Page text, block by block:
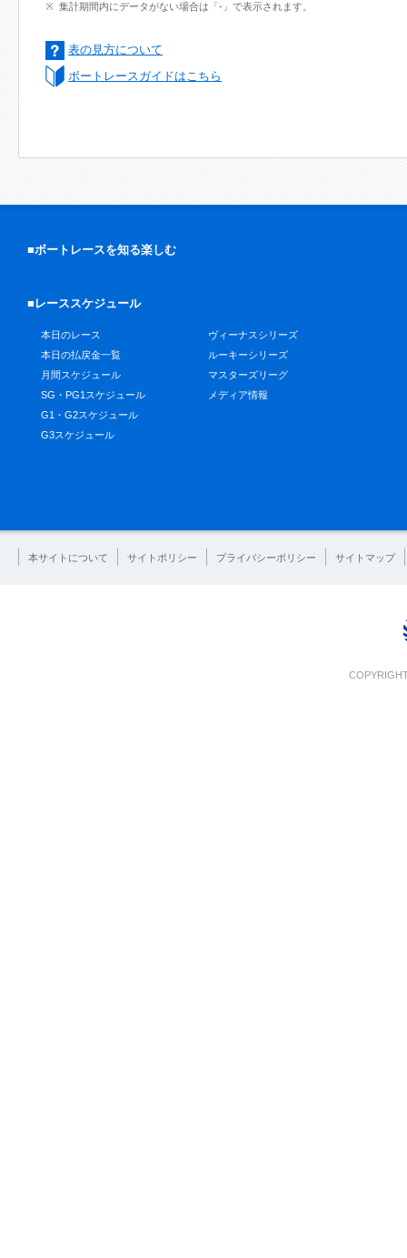
集計期間内にデータがない場合は「-」で表示されます。
表の見方について
ボートレースガイドはこちら
■ボートレースを知る楽しむ
■レーススケジュール
本日のレース
本日の払戻金一覧
月間スケジュール
SG・PG1スケジュール
G1・G2スケジュール
G3スケジュール
ヴィーナスシリーズ
ルーキーシリーズ
マスターズリーグ
メディア情報
本サイトについて サイトポリシー プライバシーポリシー サイトマップ